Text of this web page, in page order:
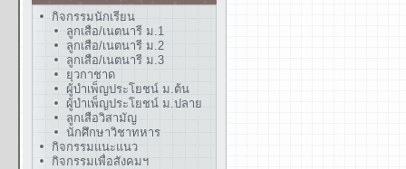
กิจกรรมนักเรียน
ลูกเสือ/เนตนารี ม.1
ลูกเสือ/เนตนารี ม.2
ลูกเสือ/เนตนารี ม.3
ยุวกาชาด
ผู้บำเพ็ญประโยชน์ ม.ต้น
ผู้บำเพ็ญประโยชน์ ม.ปลาย
ลูกเสือวิสามัญ
นักศึกษาวิชาทหาร
กิจกรรมแนะแนว
กิจกรรมเพื่อสังคมฯ